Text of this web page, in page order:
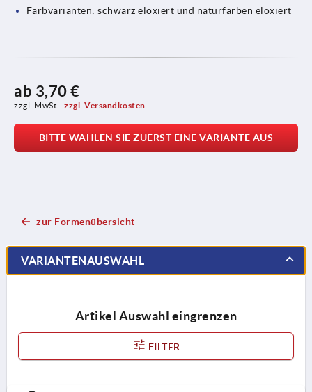
Farbvarianten: schwarz eloxiert und naturfarben eloxiert
ab 3,70 €
zzgl. MwSt. zzgl. Versandkosten
BITTE WÄHLEN SIE ZUERST EINE VARIANTE AUS
zur Formenübersicht
VARIANTENAUSWAHL
Artikel Auswahl eingrenzen
FILTER